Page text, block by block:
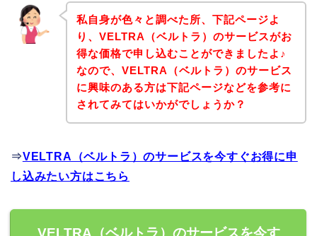
私自身が色々と調べた所、下記ページよ
り、VELTRA（ベルトラ）のサービスがお
得な価格で申し込むことができましたよ♪
なので、VELTRA（ベルトラ）のサービス
に興味のある方は下記ページなどを参考に
されてみてはいかがでしょうか？
⇒VELTRA（ベルトラ）のサービスを今すぐお得に申
し込みたい方はこちら
VELTRA（ベルトラ）のサービスを今す